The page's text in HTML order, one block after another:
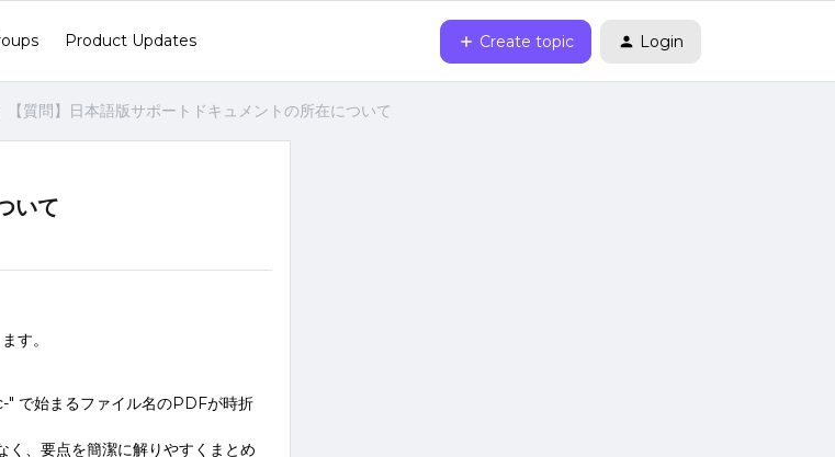
Product Updates Create topic Login
【質問】日本語版サポートドキュメントの所在について
いて
す。
で始まるファイル名のPDFが時折
、要点を簡潔に解りやすくまとめ